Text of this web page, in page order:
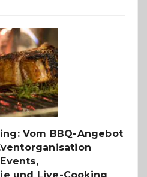
–
die
Gelegenheit,
neue
Reiseziele
zu
entdecken
Vom BBQ-Angebot